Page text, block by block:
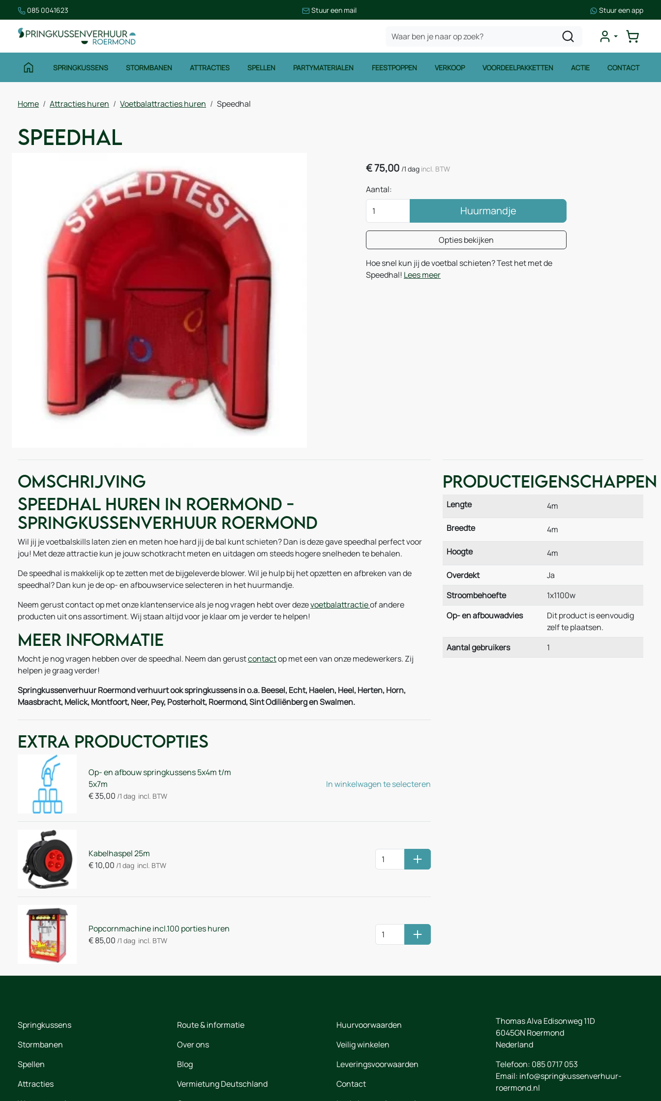
085 0041623 Stuur een mail Stuur een app
SPRINGKUSSENS STORMBANEN ATTRACTIES SPELLEN PARTYMATERIALEN FEESTPOPPEN VERKOOP VOORDEELPAKKETTEN ACTIE CONTACT
Home Attracties huren Voetbalattracties huren Speedhal
Speedhal
€75,00 /1 dag incl. BTW
Aantal:
Huurmandje
Opties bekijken
Hoe snel kun jij de voetbal schieten? Test het met de
Speedhal! Lees meer
Omschrijving
Speedhal huren in Roermond -
Springkussenverhuur Roermond
Wil jij je voetbalskills laten zien en meten hoe hard jij de bal kunt schieten? Dan is deze gave speedhal perfect voor
jou! Met deze attractie kun je jouw schotkracht meten en uitdagen om steeds hogere snelheden te behalen.
De speedhal is makkelijk op te zetten met de bijgeleverde blower. Wil je hulp bij het opzetten en afbreken van de
speedhal? Dan kun je de op- en afbouwservice selecteren in het huurmandje.
Neem gerust contact op met onze klantenservice als je nog vragen hebt over dezevoetbalattractieof andere
producten uit ons assortiment. Wij staan altijd voor je klaar om je verder te helpen!
Meer informatie
Mocht je nog vragen hebben over de speedhal. Neem dan gerustcontactop met een van onze medewerkers. Zij
helpen je graag verder!
Springkussenverhuur Roermond verhuurt ook springkussens in o.a. Beesel, Echt, Haelen, Heel, Herten, Horn,
Maasbracht, Melick, Montfoort, Neer, Pey, Posterholt, Roermond, Sint Odiliënberg en Swalmen.
Extra Productopties
Op- en afbouw springkussens 5x4m t/m
5x7m
€35,00 /1 dag incl. BTW
In winkelwagen te selecteren
Kabelhaspel 25m
€10,00 /1 dag incl. BTW Huurmandje
Popcornmachine incl.100 porties huren
€85,00 /1 dag incl. BTW Huurmandje
Producteigenschappen
Lengte 4m
Breedte 4m
Hoogte 4m
Overdekt
Ja
Stroombehoefte
1x1100w
Op- en afbouwadvies
Dit product is eenvoudig
zelf te plaatsen.
Aantal gebruikers
1
Springkussens
Stormbanen
Spellen
Attracties
Route & informatie
Over ons
Blog
Vermietung Deutschland
Huurvoorwaarden
Veilig winkelen
Leveringsvoorwaarden
Contact
Thomas Alva Edisonweg 11D
6045GN Roermond
Nederland
Telefoon: 085 0717 053
Email: info@springkussenverhuur-
roermond.nl